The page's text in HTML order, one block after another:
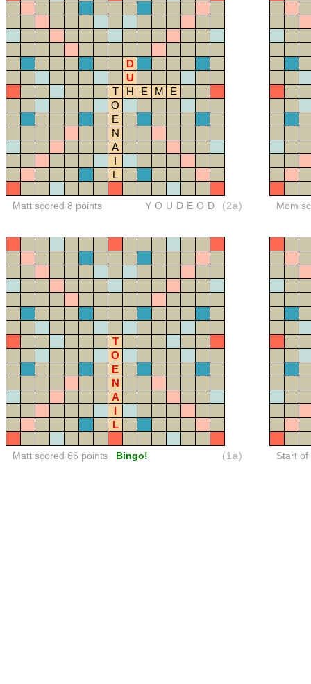
D
U
T
H E M
E
O
E
N
A
I
L
Matt scored 8 points YOUDEOD (2a) Mom
T
O
E
N
A
I
L
Matt scored 66 points Bingo! (1a) Start